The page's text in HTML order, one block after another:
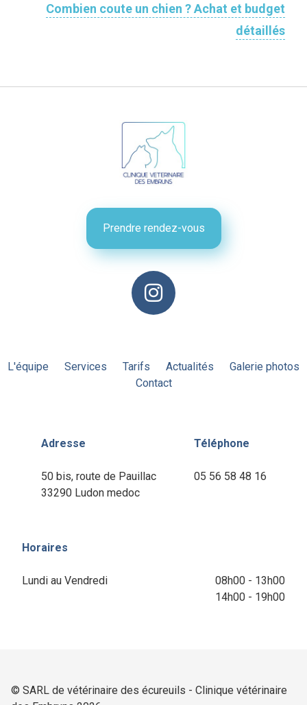
Combien coute un chien ? Achat et budget
détaillés
Prendre rendez-vous
L'équipe Services Tarifs Actualités
Galerie photos
Contact
Adresse
50 bis, route de Pauillac
33290 Ludon medoc
Téléphone
05 56 58 48 16
Horaires
Lundi au Vendredi
08h00 - 13h00
14h00 - 19h00
© SARL de vétérinaire des écureuils - Clinique vétérinaire